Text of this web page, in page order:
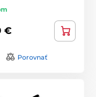
€
Porovnať